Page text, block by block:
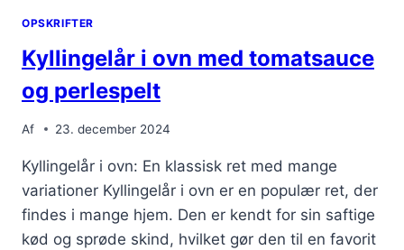
OPSKRIFTER
Kyllingelår i ovn med tomatsauce
og perlespelt
Af 23. december 2024
Kyllingelår i ovn: En klassisk ret med mange
variationer Kyllingelår i ovn er en populær ret, der
findes i mange hjem. Den er kendt for sin saftige
kød og sprøde skind, hvilket gør den til en favorit